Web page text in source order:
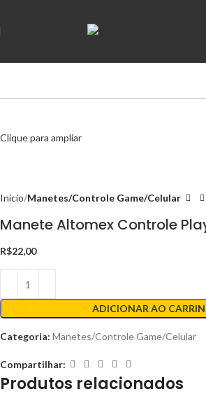
Clique para ampliar
Início Manetes/Controle Game/Celular
Manete Altomex Controle
R$22,00
ADICIONAR AO
Categoria: Manetes/Controle Game/Celular
Compartilhar:
Produtos relacionados